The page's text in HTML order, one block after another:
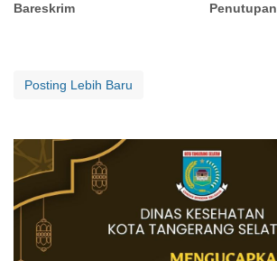
Bareskrim Penutupan
Posting Lebih Baru